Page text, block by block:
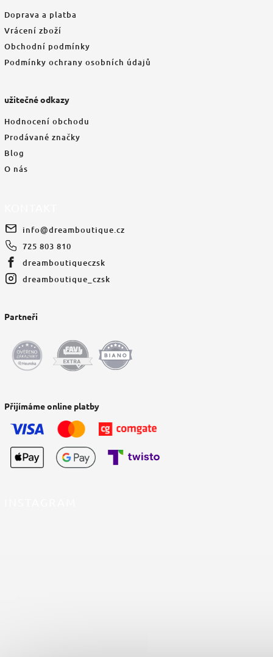
Doprava a platba
Vrácení zboží
Obchodní podmínky
Podmínky ochrany osobních údajů
užitečné odkazy
Hodnocení obchodu
Prodávané značky
Blog
O nás
info@dreamboutique.cz
725 803 810
dreamboutiqueczsk
dreamboutique_czsk
Partneři
Přijímáme online platby